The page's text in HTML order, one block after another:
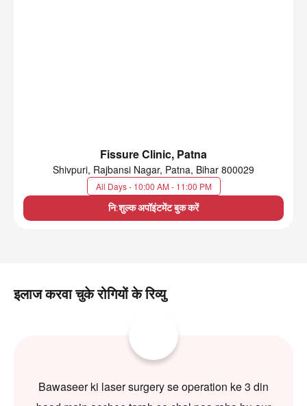
Fissure Clinic, Patna
Shivpuri, Rajbansi Nagar, Patna, Bihar 800029
All Days - 10:00 AM - 11:00 PM
नि:शुल्क अपॉइंटमेंट बुक करें
इलाज करवा चुके रोगियों के रिव्यु
Bawaseer ki laser surgery se operation ke 3 din